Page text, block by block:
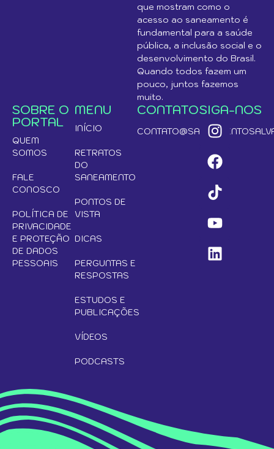
que mostram como o
acesso ao saneamento é
fundamental para a saúde
pública, a inclusão social e o
desenvolvimento do Brasil.
Quando todos fazem um
pouco, juntos fazemos
muito.
SOBRE O
PORTAL
QUEM
SOMOS
FALE
CONOSCO
POLÍTICA DE
PRIVACIDADE
E PROTEÇÃO
DE DADOS
PESSOAIS
MENU
INÍCIO
RETRATOS
DO
SANEAMENTO
PONTOS DE
VISTA
DICAS
PERGUNTAS E
RESPOSTAS
ESTUDOS E
PUBLICAÇÕES
VÍDEOS
PODCASTS
CONTATOSIGA-NOS